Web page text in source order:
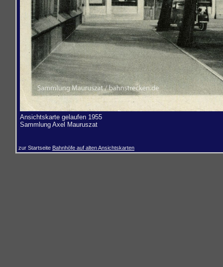
Ansichtskarte gelaufen 1955
Sammlung Axel Mauruszat
zur Startseite Bahnhöfe auf alten Ansichtskarten